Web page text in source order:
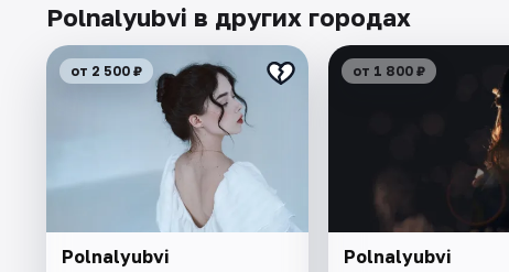
Polnalyubvi в других городах
от 2 500 ₽
Polnalyubvi
от 1 800 ₽
Polnalyubvi